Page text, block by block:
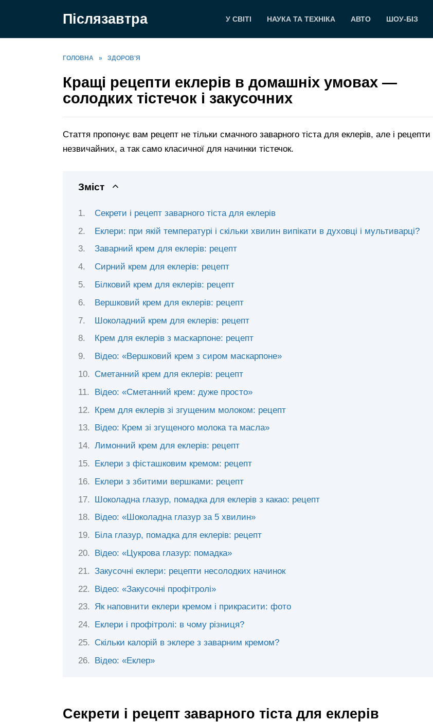
Післязавтра У СВІТІ НАУКА ТА ТЕХНІКА АВТО ШОУ-БІЗ
ГОЛОВНА » ЗДОРОВ'Я
Кращі рецепти еклерів в домашніх умовах —
солодких тістечок і закусочних
Стаття пропонує вам рецепт не тільки смачного заварного тіста для еклерів, але і рецепти
незвичайних, а так само класичної для начинки тістечок.
Зміст
Секрети і рецепт заварного тіста для еклерів
Еклери: при якій температурі і скільки хвилин випікати в духовці і мультиварці?
Заварний крем для еклерів: рецепт
Сирний крем для еклерів: рецепт
Білковий крем для еклерів: рецепт
Вершковий крем для еклерів: рецепт
Шоколадний крем для еклерів: рецепт
Крем для еклерів з маскарпоне: рецепт
Відео: «Вершковий крем з сиром маскарпоне»
Сметанний крем для еклерів: рецепт
Відео: «Сметанний крем: дуже просто»
Крем для еклерів зі згущеним молоком: рецепт
Відео: Крем зі згущеного молока та масла»
Лимонний крем для еклерів: рецепт
Еклери з фісташковим кремом: рецепт
Еклери з збитими вершками: рецепт
Шоколадна глазур, помадка для еклерів з какао: рецепт
Відео: «Шоколадна глазур за 5 хвилин»
Біла глазур, помадка для еклерів: рецепт
Відео: «Цукрова глазур: помадка»
Закусочні еклери: рецепти несолодких начинок
Відео: «Закусочні профітролі»
Як наповнити еклери кремом і прикрасити: фото
Еклери і профітролі: в чому різниця?
Скільки калорій в эклере з заварним кремом?
Відео: «Еклер»
Секрети і рецепт заварного тіста для еклерів